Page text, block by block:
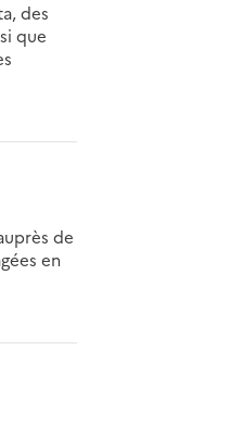
des
que
de
en